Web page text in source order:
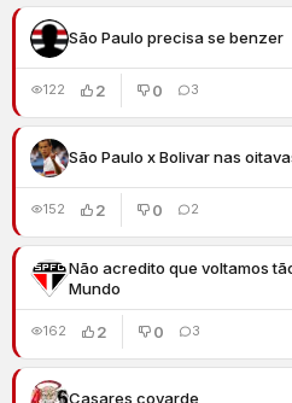
São Paulo precisa se benzer
122 2 0 3
São Paulo x Bolivar nas
152 2 0 2
Não acredito que voltamos
Mundo
162 2 0 3
Casares covarde